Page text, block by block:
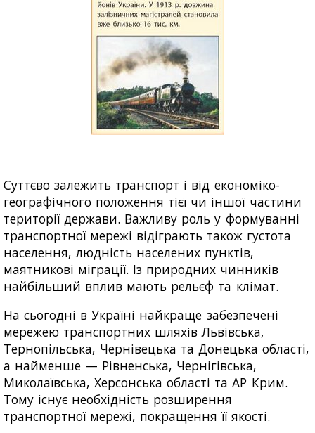
Суттєво залежить транспорт і від економіко-
географічного положення тієї чи іншої частини
території держави. Важливу роль у формуванні
транспортної мережі відіграють також густота
населення, людність населених пунктів,
маятникові міграції. Із природних чинників
найбільший вплив мають рельєф та клімат.
На сьогодні в Україні найкраще забезпечені
мережею транспортних шляхів Львівська,
Тернопільська, Чернівецька та Донецька області,
а найменше — Рівненська, Чернігівська,
Миколаївська, Херсонська області та АР Крим.
Тому існує необхідність розширення
транспортної мережі, покращення її якості.